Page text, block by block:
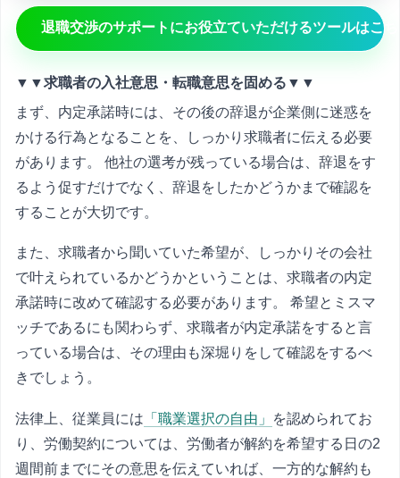
退職交渉のサポートにお役立ていただけるツールはこ
▼▼求職者の入社意思・転職意思を固める▼▼
まず、内定承諾時には、その後の辞退が企業側に迷惑を
かける行為となることを、しっかり求職者に伝える必要
があります。 他社の選考が残っている場合は、辞退をす
るよう促すだけでなく、辞退をしたかどうかまで確認を
することが大切です。
また、求職者から聞いていた希望が、しっかりその会社
で叶えられているかどうかということは、求職者の内定
承諾時に改めて確認する必要があります。 希望とミスマ
ッチであるにも関わらず、求職者が内定承諾をすると言
っている場合は、その理由も深堀りをして確認をするべ
きでしょう。
法律上、従業員には 「職業選択の自由」
を認められてお
り、労働契約については、労働者が解約を希望する日の2
週間前までにその意思を伝えていれば、一方的な解約も